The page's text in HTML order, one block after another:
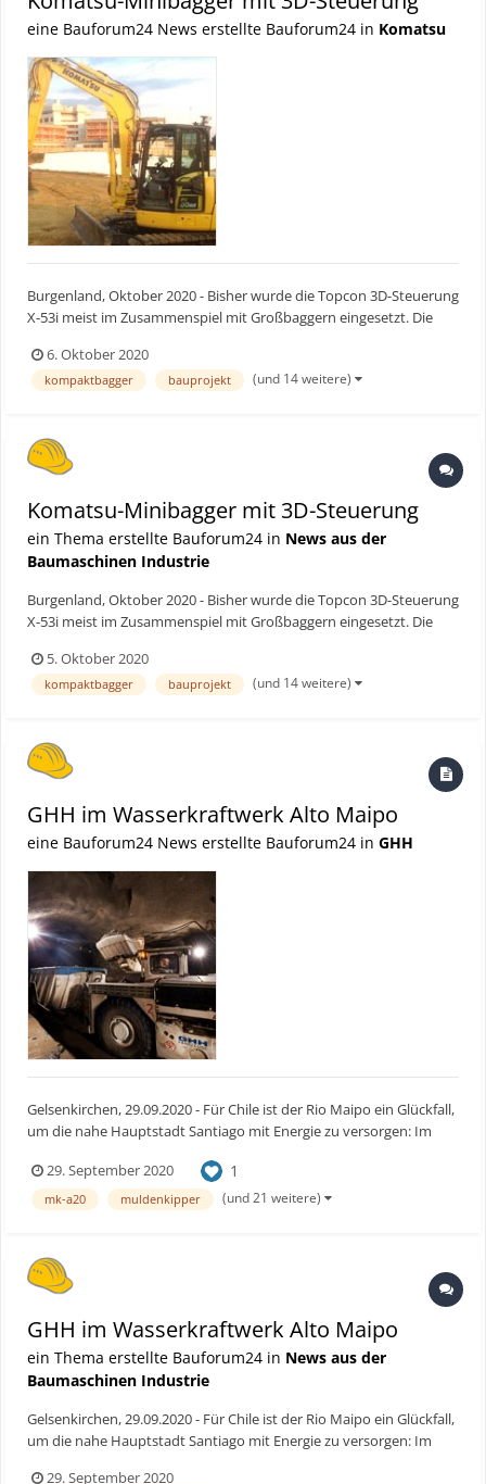
eine Bauforum24 News erstellte Bauforum24 in Komatsu
Burgenland, Oktober 2020 - Bisher wurde die Topcon 3D-Steuerung
X-53i meist im Zusammenspiel mit Großbaggern eingesetzt. Die
Vorteile aktuell beim Neubau des Krankenhauses in Oberwart.
Bauforum24 Artikel (29.09.2020): Komatsu: Baustell...
6. Oktober 2020
kompaktbagger bauprojekt (und 14 weitere)
Komatsu-Minibagger mit 3D-Steuerung
ein Thema erstellte Bauforum24 in News aus der
Baumaschinen Industrie
Burgenland, Oktober 2020 - Bisher wurde die Topcon 3D-Steuerung
X-53i meist im Zusammenspiel mit Großbaggern eingesetzt. Die
Vorteile aktuell beim Neubau des Krankenhauses in Oberwart.
Bauforum24 Artikel (29.09.2020): Komatsu: Baustell...
5. Oktober 2020
kompaktbagger bauprojekt (und 14 weitere)
GHH im Wasserkraftwerk Alto Maipo
eine Bauforum24 News erstellte Bauforum24 in GHH
Gelsenkirchen, 29.09.2020 - Für Chile ist der Rio Maipo ein Glückfall,
um die nahe Hauptstadt Santiago mit Energie zu versorgen: Im
deutsche Technik. Bauforum24 Artikel (23.06.2020): GHH
Muldenkipper MK-42 Arbeiten am Alt...
29. September 2020 1
mk-a20 muldenkipper (und 21 weitere)
GHH im Wasserkraftwerk Alto Maipo
ein Thema erstellte Bauforum24 in News aus der
Baumaschinen Industrie
Gelsenkirchen, 29.09.2020 - Für Chile ist der Rio Maipo ein Glückfall,
um die nahe Hauptstadt Santiago mit Energie zu versorgen: Im
29. September 2020